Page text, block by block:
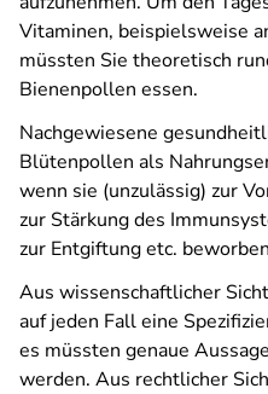
Vitaminen, beispielsweise
müssten Sie theoretisch
Bienenpollen essen.
Nachgewiesene
Blütenpollen als
wenn sie (unzulässig) zur
zur Stärkung des
zur Entgiftung etc.
Aus wissenschaftlicher
auf jeden Fall eine
es müssten genaue
werden. Aus rechtlicher